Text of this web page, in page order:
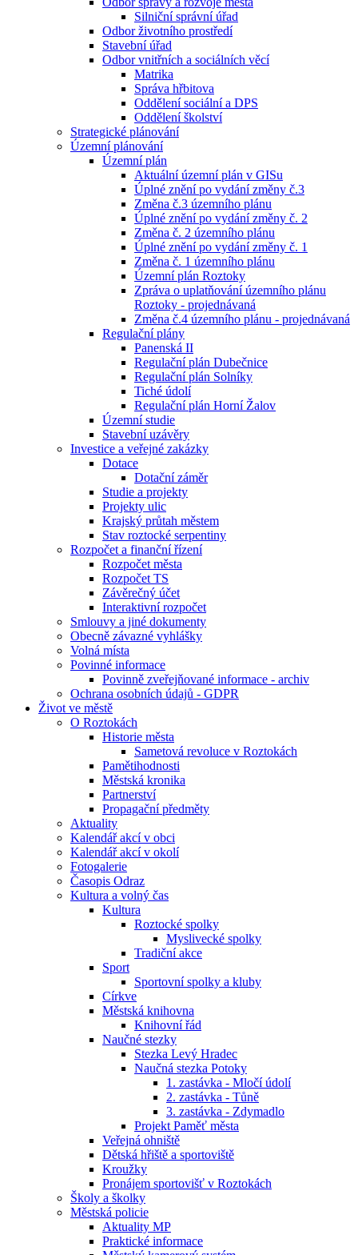
Silniční správní úřad
Odbor životního prostředí
Stavební úřad
Odbor vnitřních a sociálních věcí
Matrika
Správa hřbitova
Oddělení sociální a DPS
Oddělení školství
Strategické plánování
Územní plánování
Územní plán
Aktuální územní plán v GISu
Úplné znění po vydání změny č.3
Změna č.3 územního plánu
Úplné znění po vydání změny č. 2
Změna č. 2 územního plánu
Úplné znění po vydání změny č. 1
Změna č. 1 územního plánu
Územní plán Roztoky
Zpráva o uplatňování územního plánu
Roztoky - projednávaná
Změna č.4 územního plánu - projednávaná
Regulační plány
Panenská II
Regulační plán Dubečnice
Regulační plán Solníky
Tiché údolí
Regulační plán Horní Žalov
Územní studie
Stavební uzávěry
Investice a veřejné zakázky
Dotace
Dotační záměr
Studie a projekty
Projekty ulic
Krajský průtah městem
Stav roztocké serpentiny
Rozpočet a finanční řízení
Rozpočet města
Rozpočet TS
Závěrečný účet
Interaktivní rozpočet
Smlouvy a jiné dokumenty
Obecně závazné vyhlášky
Volná místa
Povinné informace
Povinně zveřejňované informace - archiv
Ochrana osobních údajů - GDPR
Život ve městě
O Roztokách
Historie města
Sametová revoluce v Roztokách
Pamětihodnosti
Městská kronika
Partnerství
Propagační předměty
Aktuality
Kalendář akcí v obci
Kalendář akcí v okolí
Fotogalerie
Časopis Odraz
Kultura a volný čas
Kultura
Roztocké spolky
Myslivecké spolky
Tradiční akce
Sport
Sportovní spolky a kluby
Církve
Městská knihovna
Knihovní řád
Naučné stezky
Stezka Levý Hradec
Naučná stezka Potoky
1. zastávka - Mločí údolí
2. zastávka - Tůně
3. zastávka - Zdymadlo
Projekt Paměť města
Veřejná ohniště
Dětská hřiště a sportoviště
Kroužky
Pronájem sportovišť v Roztokách
Školy a školky
Městská policie
Aktuality MP
Praktické informace